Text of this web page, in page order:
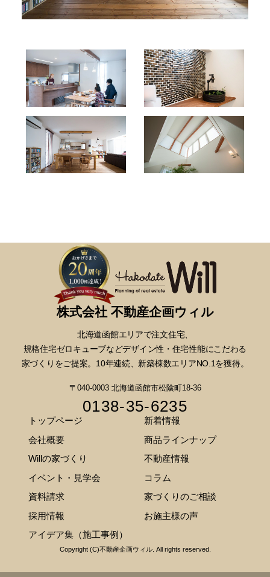
株式会社 不動産企画ウィル
北海道函館エリアで注文住宅、
規格住宅ゼロキューブなどデザイン性・ 住宅性能にこだわる
家づくりをご提案。10年連続、新築棟数エリアNO.1を獲得。
〒040-0003 北海道函館市松陰町18-36
0138-35-6235
トップページ
会社概要
Willの家づくり
イベント・見学会
資料請求
採用情報
アイデア集（施工事例）
新着情報
商品ラインナップ
不動産情報
コラム
家づくりのご相談
お施主様の声
Copyright (C)不動産企画ウィル. All rights reserved.